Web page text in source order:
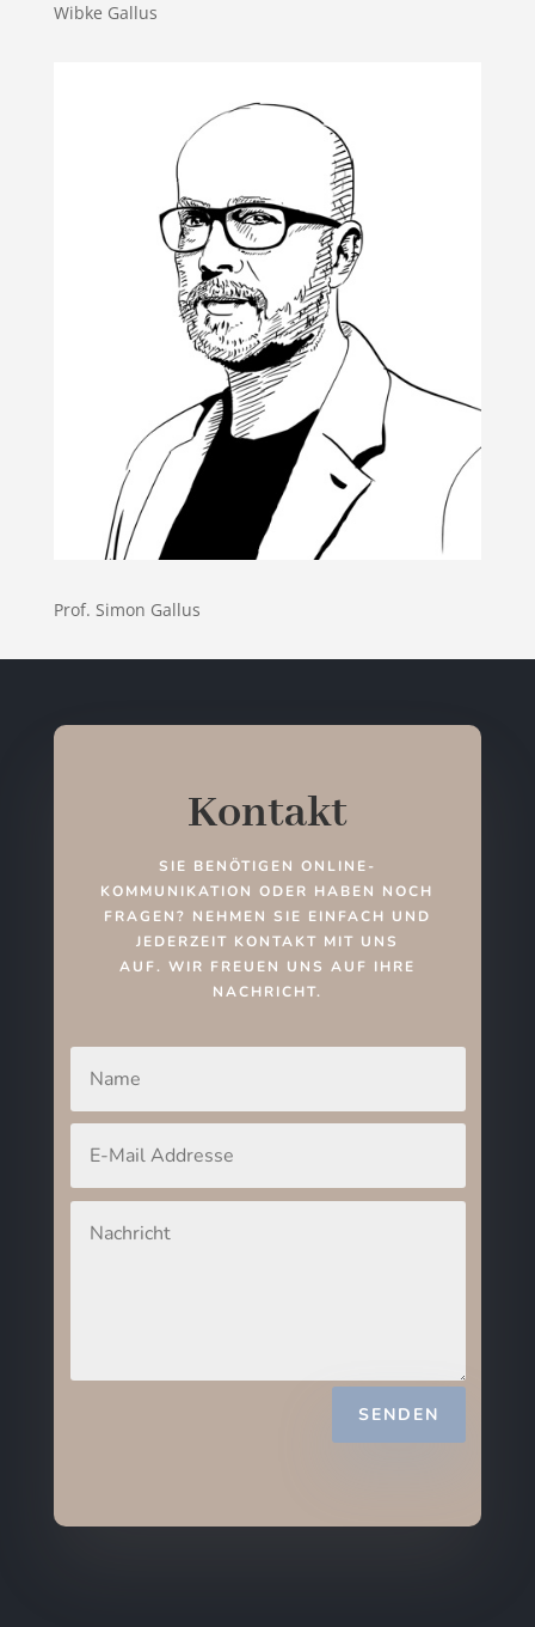
Wibke Gallus
Prof. Simon Gallus
Kontakt
SIE BENÖTIGEN ONLINE-
KOMMUNIKATION ODER HABEN NOCH
FRAGEN? NEHMEN SIE EINFACH UND
JEDERZEIT KONTAKT MIT UNS
AUF. WIR FREUEN UNS AUF IHRE
NACHRICHT.
SENDEN